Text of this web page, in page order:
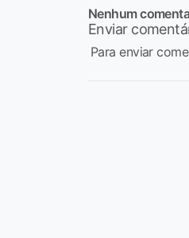
Nenhum
Enviar
Para enviar